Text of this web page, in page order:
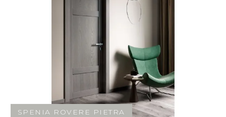
SPENIA ROVERE PIETRA